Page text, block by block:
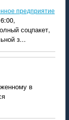
предприятие
соцпакет,
з...
в